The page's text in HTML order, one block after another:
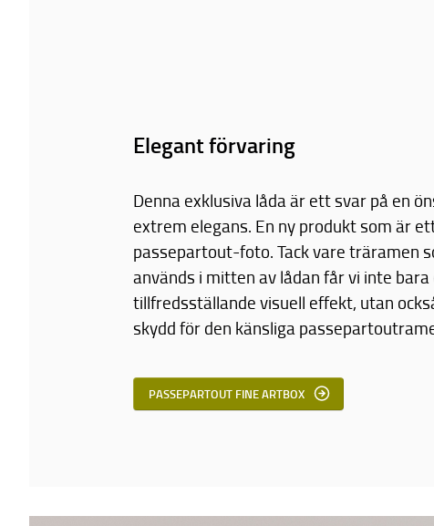
Elegant förvaring
Denna exklusiva låda är ett svar på en
extrem elegans. En ny produkt som är
passepartout-foto. Tack vare träramen
används i mitten av lådan får vi inte
tillfredsställande visuell effekt, utan
skydd för den känsliga
PASSEPARTOUT FINE ARTBOX